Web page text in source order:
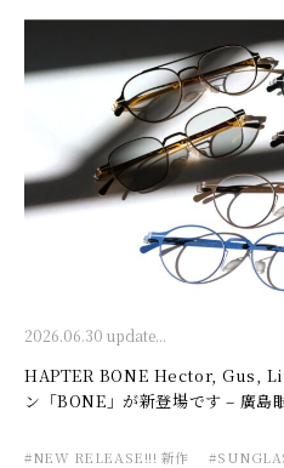
2026.06.30 update...
HAPTER BONE Hector, Gus,
ン「BONE」が新登場です – 廣島
#NEW RELEASE!!! 新作